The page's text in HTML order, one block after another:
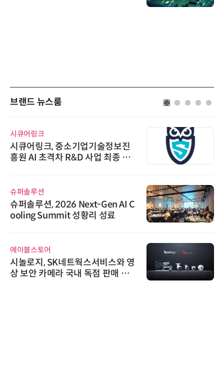
브랜드 뉴스룸
시큐어링크
시큐어링크, 중소기업기술정보진
흥원 AI 초격차 R&D 사업 최종 선
슈퍼솔루션
슈퍼솔루션, 2026 Next-Gen AI C
ooling Summit 성황리 성료
에이블스토어
시놀로지, SK네트웍스서비스와 영
상 보안 카메라 국내 독점 판매 파